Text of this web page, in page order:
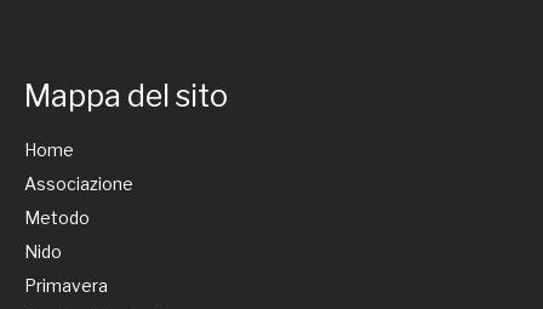
Mappa del sito
Home
Associazione
Metodo
Nido
Primavera